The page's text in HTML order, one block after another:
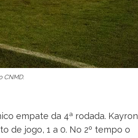
CNMD.
empate da 4ª rodada. Kayron
de jogo, 1 a 0. No 2º tempo o